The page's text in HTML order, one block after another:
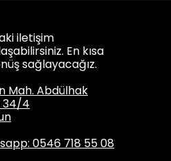
iletişim
En kısa
sağlayacağız.
Mah. Abdülhak
34/4
0546 718 55 08